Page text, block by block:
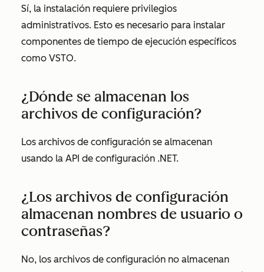
Sí, la instalación requiere privilegios
administrativos. Esto es necesario para instalar
componentes de tiempo de ejecución específicos
como VSTO.
¿Dónde se almacenan los
archivos de configuración?
Los archivos de configuración se almacenan
usando la API de configuración .NET.
¿Los archivos de configuración
almacenan nombres de usuario o
contraseñas?
No, los archivos de configuración no almacenan